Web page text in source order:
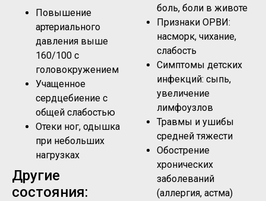
Повышение
артериального
давления выше
160/100 с
головокружением
Учащенное
сердцебиение с
общей слабостью
Отеки ног, одышка
при небольших
нагрузках
Другие
состояния:
боль, боли в животе
Признаки ОРВИ:
насморк, чихание,
слабость
Симптомы детских
инфекций: сыпь,
увеличение
лимфоузлов
Травмы и ушибы
средней тяжести
Обострение
хронических
заболеваний
(аллергия, астма)